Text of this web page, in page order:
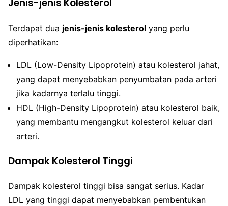
Jenis-jenis Kolesterol
Terdapat dua jenis-jenis kolesterol yang perlu
diperhatikan:
LDL (Low-Density Lipoprotein) atau kolesterol jahat,
yang dapat menyebabkan penyumbatan pada arteri
jika kadarnya terlalu tinggi.
HDL (High-Density Lipoprotein) atau kolesterol baik,
yang membantu mengangkut kolesterol keluar dari
arteri.
Dampak Kolesterol Tinggi
Dampak kolesterol tinggi bisa sangat serius. Kadar
LDL yang tinggi dapat menyebabkan pembentukan